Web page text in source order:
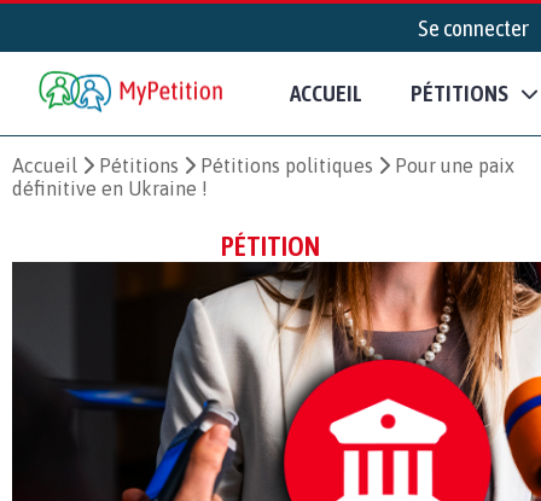
Se connecter
ACCUEIL PÉTITIONS
Accueil Pétitions Pétitions politiques
Pour une paix
définitive en Ukraine !
PÉTITION